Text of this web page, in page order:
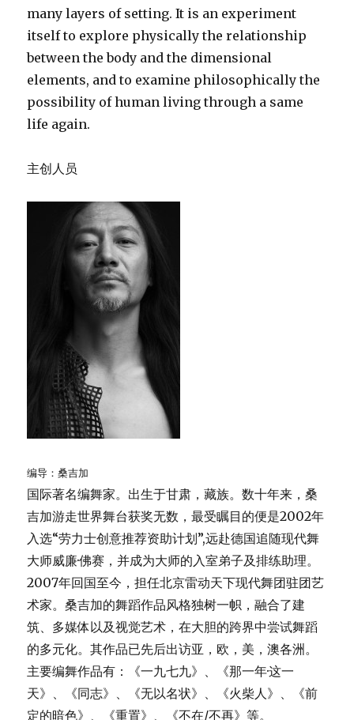
many layers of setting. It is an experiment
itself to explore physically the relationship
between the body and the dimensional
elements, and to examine philosophically the
possibility of human living through a same
life again.
主创人员
编导：桑吉加
国际著名编舞家。出生于甘肃，藏族。数十年来，桑
吉加游走世界舞台获奖无数，最受瞩目的便是2002年
入选“劳力士创意推荐资助计划”,远赴德国追随现代舞
大师威廉·佛赛，并成为大师的入室弟子及排练助理。
2007年回国至今，担任北京雷动天下现代舞团驻团艺
术家。桑吉加的舞蹈作品风格独树一帜，融合了建
筑、多媒体以及视觉艺术，在大胆的跨界中尝试舞蹈
的多元化。其作品已先后出访亚，欧，美，澳各洲。
主要编舞作品有：《一九七九》、《那一年·这一
天》、《同志》、《无以名状》、《火柴人》、《前
定的暗色》、《重置》、《不在/不再》等。